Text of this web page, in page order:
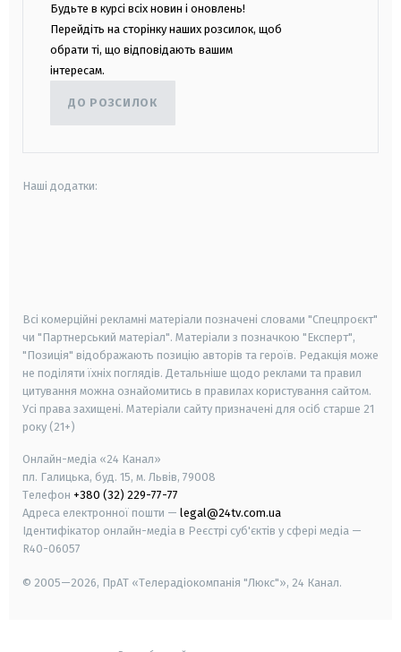
Будьте в курсі всіх новин і оновлень!
Перейдіть на сторінку наших розсилок, щоб
обрати ті, що відповідають вашим
інтересам.
ДО РОЗСИЛОК
Наші додатки:
Всі комерційні рекламні матеріали позначені словами "Спецпроєкт"
чи "Партнерський матеріал". Матеріали з позначкою "Експерт",
"Позиція" відображають позицію авторів та героїв. Редакція може
не поділяти їхніх поглядів. Детальніше щодо реклами та правил
цитування можна ознайомитись в правилах користування сайтом.
Усі права захищені. Матеріали сайту призначені для осіб старше 21
року (21+)
Онлайн-медіа «24 Канал»
пл. Галицька, буд. 15, м. Львів, 79008
Телефон +380 (32) 229-77-77
Адреса електронної пошти — legal@24tv.com.ua
Ідентифікатор онлайн-медіа в Реєстрі суб'єктів у сфері медіа —
R40-06057
© 2005—2026, ПрАТ «Телерадіокомпанія "Люкс"», 24 Канал.